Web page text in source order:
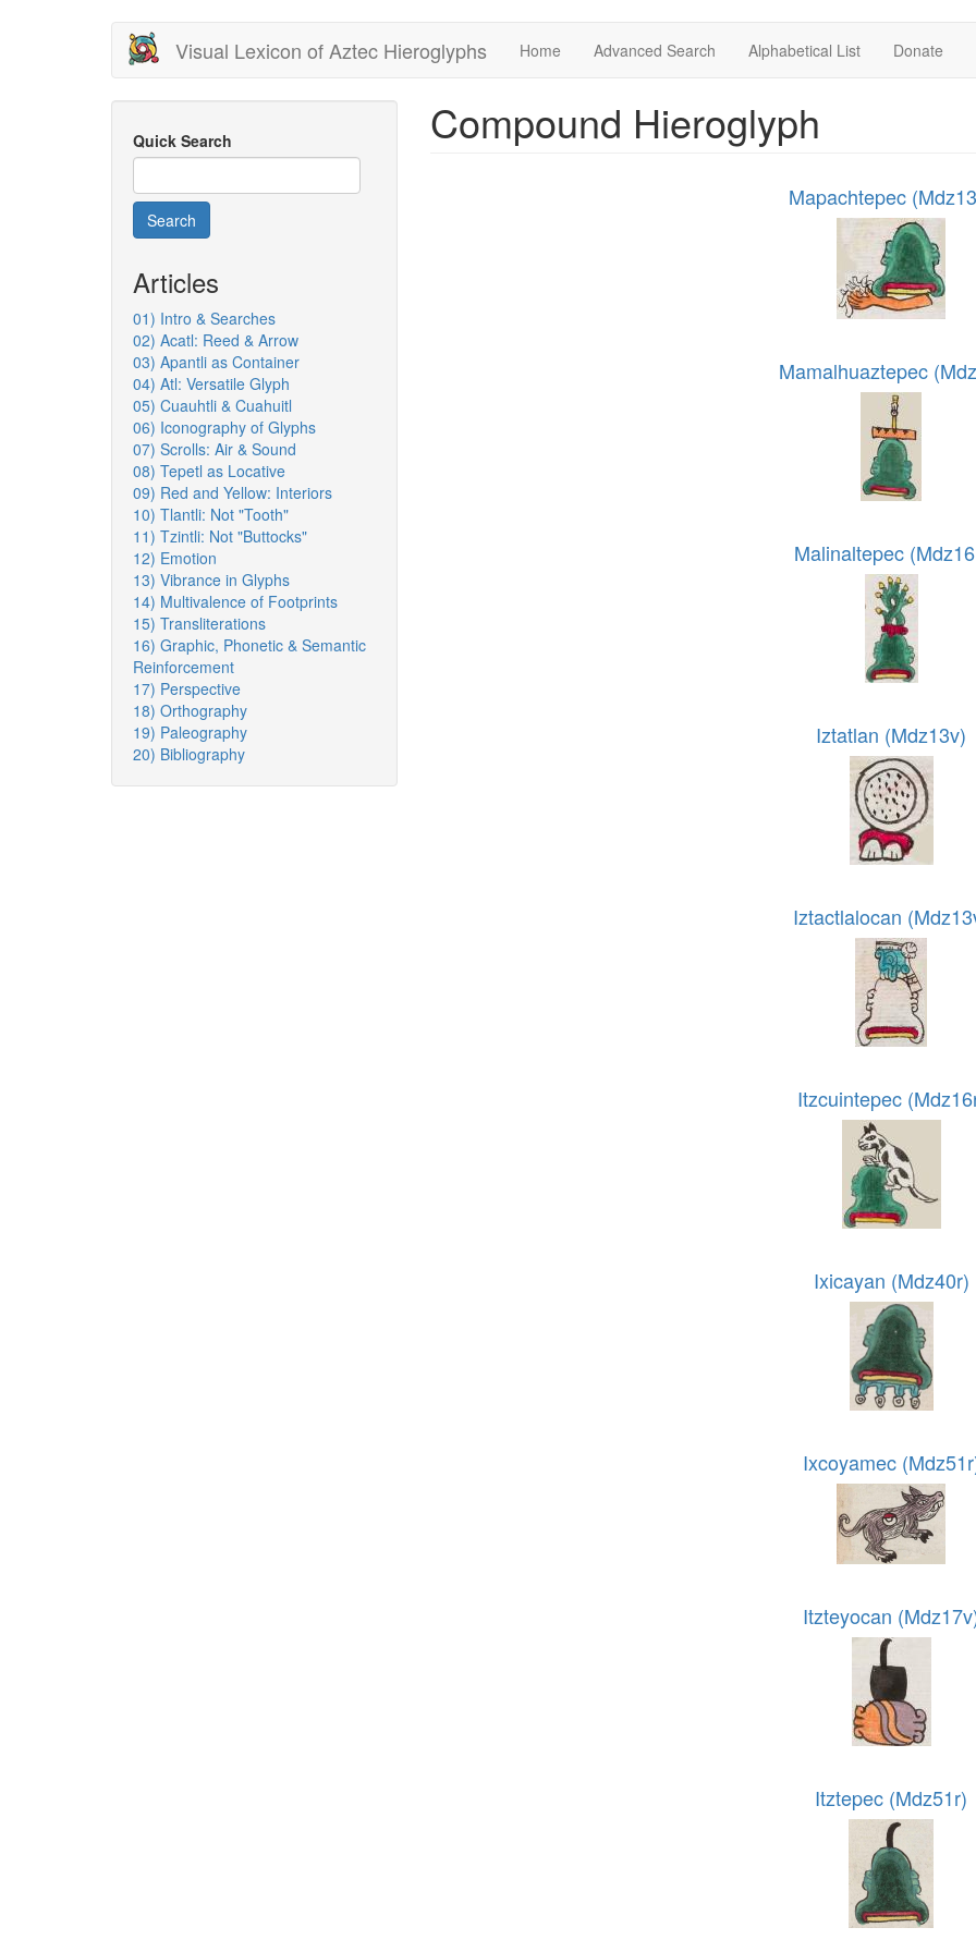
Visual Lexicon of Aztec Hieroglyphs Home Advanced Search Alphabetical List Donate
Quick Search
Search
Articles
01) Intro & Searches
02) Acatl: Reed & Arrow
03) Apantli as Container
04) Atl: Versatile Glyph
05) Cuauhtli & Cuahuitl
06) Iconography of Glyphs
07) Scrolls: Air & Sound
08) Tepetl as Locative
09) Red and Yellow: Interiors
10) Tlantli: Not "Tooth"
11) Tzintli: Not "Buttocks"
12) Emotion
13) Vibrance in Glyphs
14) Multivalence of Footprints
15) Transliterations
16) Graphic, Phonetic & Semantic
Reinforcement
17) Perspective
18) Orthography
19) Paleography
20) Bibliography
Compound Hieroglyph
Mapachtepec
Mamalhuaztepec
Malinaltepec
Iztatlan (Mdz13v)
Iztactlalocan
Itzcuintepec
Ixicayan (Mdz40r)
Ixcoyamec
Itzteyocan
Itztepec (Mdz51r)